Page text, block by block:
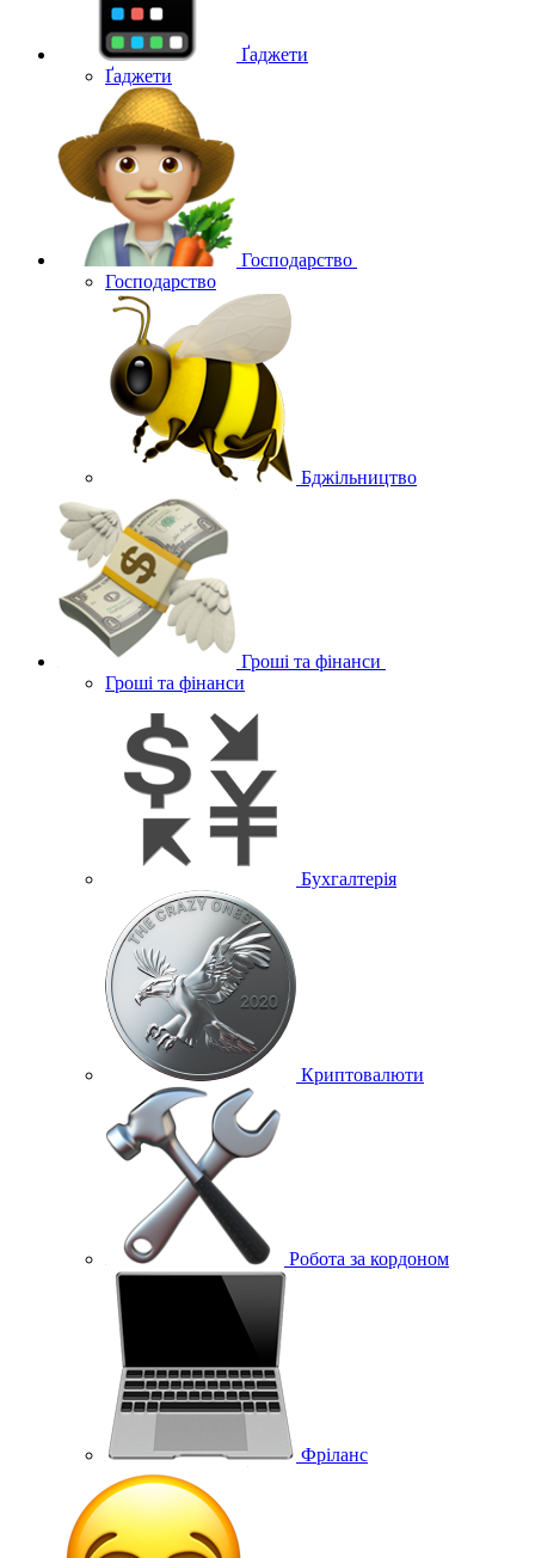
Ґаджети
Ґаджети
Господарство
Господарство
Бджільництво
Гроші та фінанси
Гроші та фінанси
Бухгалтерія
Криптовалюти
Робота за кордоном
Фріланс